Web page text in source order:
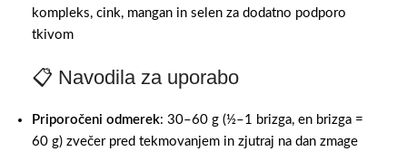
kompleks, cink, mangan in selen za dodatno podporo
tkivom
📋 Navodila za uporabo
Priporočeni odmerek: 30–60 g (½–1 brizga, en brizga =
60 g) zvečer pred tekmovanjem in zjutraj na dan zmage